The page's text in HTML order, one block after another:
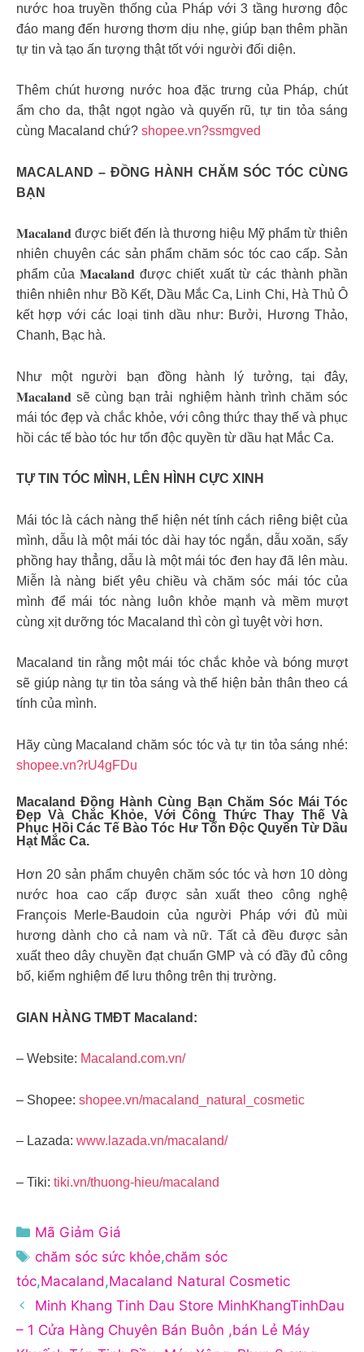
nước hoa truyền thống của Pháp với 3 tầng hương độc
đáo mang đến hương thơm dịu nhẹ, giúp bạn thêm phần
tự tin và tạo ấn tượng thật tốt với người đối diện.
Thêm chút hương nước hoa đặc trưng của Pháp, chút
ẩm cho da, thật ngọt ngào và quyến rũ, tự tin tỏa sáng
cùng Macaland chứ? shopee.vn?ssmgved
MACALAND – ĐỒNG HÀNH CHĂM SÓC TÓC CÙNG
BẠN
𝐌𝐚𝐜𝐚𝐥𝐚𝐧𝐝 được biết đến là thương hiệu Mỹ phẩm từ thiên
nhiên chuyên các sản phẩm chăm sóc tóc cao cấp. Sản
phẩm của 𝐌𝐚𝐜𝐚𝐥𝐚𝐧𝐝 được chiết xuất từ các thành phần
thiên nhiên như Bồ Kết, Dầu Mắc Ca, Linh Chi, Hà Thủ Ô
kết hợp với các loại tinh dầu như: Bưởi, Hương Thảo,
Chanh, Bạc hà.
Như một người bạn đồng hành lý tưởng, tại đây,
𝐌𝐚𝐜𝐚𝐥𝐚𝐧𝐝 sẽ cùng bạn trải nghiệm hành trình chăm sóc
mái tóc đẹp và chắc khỏe, với công thức thay thế và phục
hồi các tế bào tóc hư tổn độc quyền từ dầu hạt Mắc Ca.
TỰ TIN TÓC MÌNH, LÊN HÌNH CỰC XINH
Mái tóc là cách nàng thể hiện nét tính cách riêng biệt của
mình, dẫu là một mái tóc dài hay tóc ngắn, dẫu xoăn, sấy
phồng hay thẳng, dẫu là một mái tóc đen hay đã lên màu.
Miễn là nàng biết yêu chiều và chăm sóc mái tóc của
mình để mái tóc nàng luôn khỏe mạnh và mềm mượt
cùng xịt dưỡng tóc Macaland thì còn gì tuyệt vời hơn.
Macaland tin rằng một mái tóc chắc khỏe và bóng mượt
sẽ giúp nàng tự tin tỏa sáng và thể hiện bản thân theo cá
tính của mình.
Hãy cùng Macaland chăm sóc tóc và tự tin tỏa sáng nhé:
shopee.vn?rU4gFDu
Macaland Đồng Hành Cùng Bạn Chăm Sóc Mái Tóc
Đẹp Và Chắc Khỏe, Với Công Thức Thay Thế Và
Phục Hồi Các Tế Bào Tóc Hư Tổn Độc Quyền Từ Dầu
Hạt Mắc Ca.
Hơn 20 sản phẩm chuyên chăm sóc tóc và hơn 10 dòng
nước hoa cao cấp được sản xuất theo công nghệ
François Merle-Baudoin của người Pháp với đủ mùi
hương dành cho cả nam và nữ. Tất cả đều được sản
xuất theo dây chuyền đạt chuẩn GMP và có đầy đủ công
bố, kiểm nghiệm để lưu thông trên thị trường.
GIAN HÀNG TMĐT Macaland:
– Website: Macaland.com.vn/
– Shopee: shopee.vn/macaland_natural_cosmetic
– Lazada: www.lazada.vn/macaland/
– Tiki: tiki.vn/thuong-hieu/macaland
Danh
mục
Mã Giảm Giá
Thẻ
chăm sóc sức khỏe,chăm sóc
tóc,Macaland,Macaland Natural Cosmetic
Minh Khang Tinh Dau Store MinhKhangTinhDau
– 1 Cửa Hàng Chuyên Bán Buôn ,bán Lẻ Máy